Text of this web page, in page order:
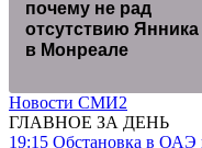
почему не рад
отсутствию Янника
в Монреале
Новости СМИ2
ГЛАВНОЕ ЗА ДЕНЬ
19:15 Обстановка в ОАЭ